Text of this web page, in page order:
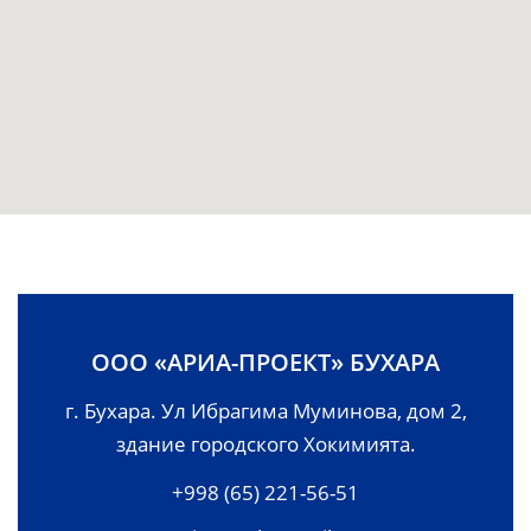
ООО «АРИА-ПРОЕКТ» БУХАРА
г. Бухара. Ул Ибрагима Муминова, дом 2,
здание городского Хокимията.
+998 (65) 221-56-51